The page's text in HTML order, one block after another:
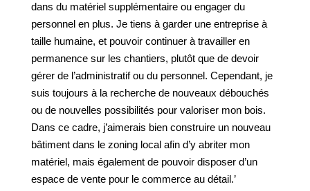
dans du matériel supplémentaire ou engager du
personnel en plus. Je tiens à garder une entreprise à
taille humaine, et pouvoir continuer à travailler en
permanence sur les chantiers, plutôt que de devoir
gérer de l’administratif ou du personnel. Cependant, je
suis toujours à la recherche de nouveaux débouchés
ou de nouvelles possibilités pour valoriser mon bois.
Dans ce cadre, j’aimerais bien construire un nouveau
bâtiment dans le zoning local afin d’y abriter mon
matériel, mais également de pouvoir disposer d’un
espace de vente pour le commerce au détail.’